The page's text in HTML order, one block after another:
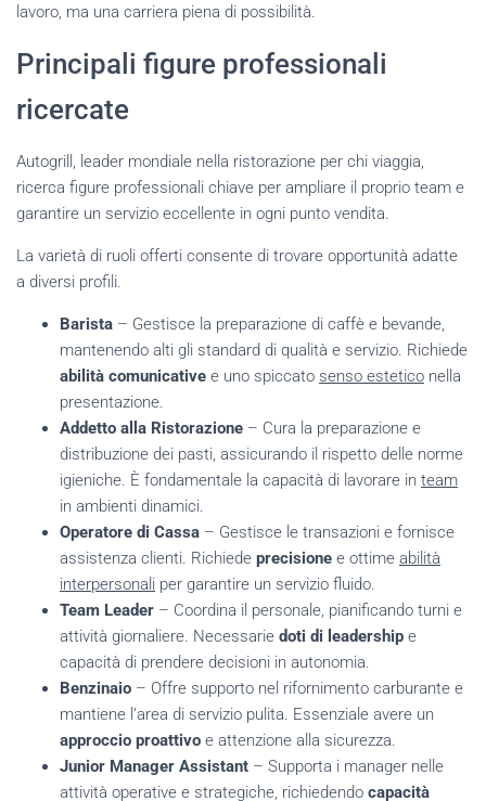
lavoro, ma una carriera piena di possibilità.
Principali figure professionali
ricercate
Autogrill, leader mondiale nella ristorazione per chi viaggia,
ricerca figure professionali chiave per ampliare il proprio team e
garantire un servizio eccellente in ogni punto vendita.
La varietà di ruoli offerti consente di trovare opportunità adatte
a diversi profili.
Barista – Gestisce la preparazione di caffè e bevande,
mantenendo alti gli standard di qualità e servizio. Richiede
abilità comunicative e uno spiccato senso estetico nella
presentazione.
Addetto alla Ristorazione – Cura la preparazione e
distribuzione dei pasti, assicurando il rispetto delle norme
igieniche. È fondamentale la capacità di lavorare in team
in ambienti dinamici.
Operatore di Cassa – Gestisce le transazioni e fornisce
assistenza clienti. Richiede precisione e ottime abilità
interpersonali per garantire un servizio fluido.
Team Leader – Coordina il personale, pianificando turni e
attività giornaliere. Necessarie doti di leadership e
capacità di prendere decisioni in autonomia.
Benzinaio – Offre supporto nel rifornimento carburante e
mantiene l’area di servizio pulita. Essenziale avere un
approccio proattivo e attenzione alla sicurezza.
Junior Manager Assistant – Supporta i manager nelle
attività operative e strategiche, richiedendo capacità